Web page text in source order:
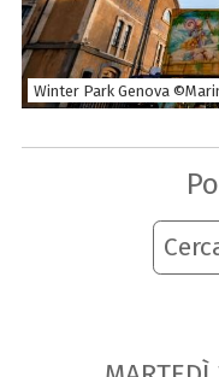
Winter Park Genova